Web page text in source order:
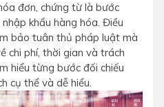
đơn, chứng từ là bước
khẩu hàng hóa. Điều
bảo tuân thủ pháp luật mà
chi phí, thời gian và trách
hiểu từng bước đối chiếu
cụ thể và dễ hiểu.